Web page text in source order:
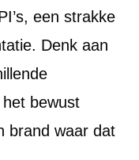
een strakke
Denk aan
bewust
brand waar dat